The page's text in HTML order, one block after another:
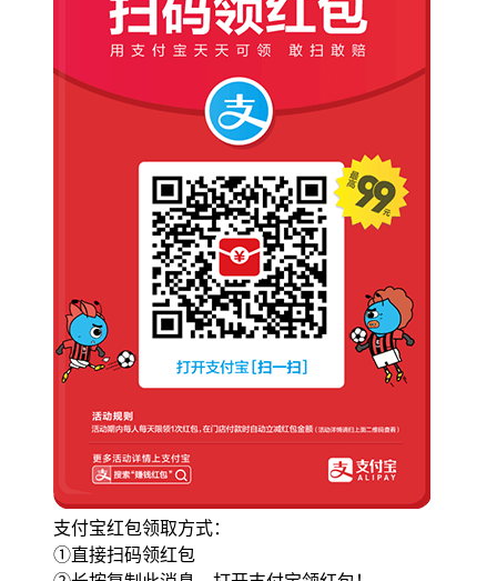
支付宝红包领取方式：
①直接扫码领红包